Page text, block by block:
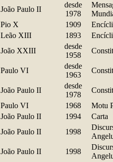
João Paulo II
desde
1978
Pio X 1909
Leão XIII 1893
João XXIII
desde
1958
Paulo VI
desde
1963
João Paulo II
desde
1978
Paulo VI 1968
Motu
João Paulo II 1994
Carta
João Paulo II 1998
João Paulo II 1998